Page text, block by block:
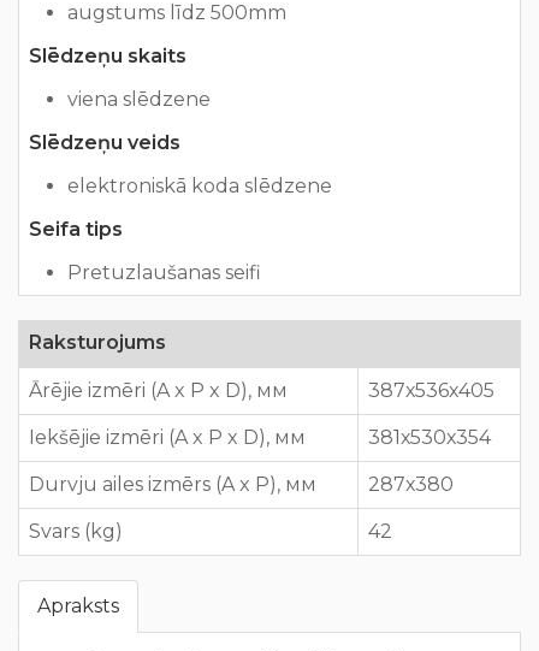
augstums līdz 500mm
Slēdzeņu skaits
viena slēdzene
Slēdzeņu veids
elektroniskā koda slēdzene
Seifa tips
Pretuzlaušanas seifi
Raksturojums
Ārējie izmēri (A x P x D), мм 387х536х405
Iekšējie izmēri (A x P x D), мм 381х530х354
Durvju ailes izmērs (A x P), мм 287х380
Svars (kg) 42
Apraksts